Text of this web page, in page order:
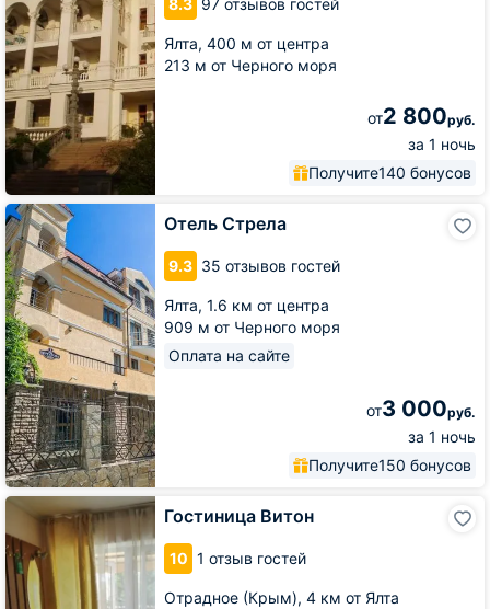
8.3 97 отзывов гостей
Ялта, 400 м от центра
213 м от Черного моря
от2 800руб.
за 1 ночь
Получите140 бонусов
Отель Стрела
9.3 35 отзывов гостей
Ялта, 1.6 км от центра
909 м от Черного моря
Оплата на сайте
от3 000руб.
за 1 ночь
Получите150 бонусов
Отель
Стрела
Гостиница Витон
10 1 отзыв гостей
Отрадное (Крым), 4 км от Ялта
Гостиница
Витон